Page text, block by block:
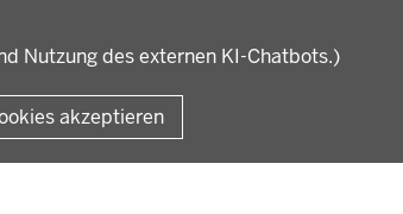
Nutzung des externen KI-Chatbots.)
akzeptieren